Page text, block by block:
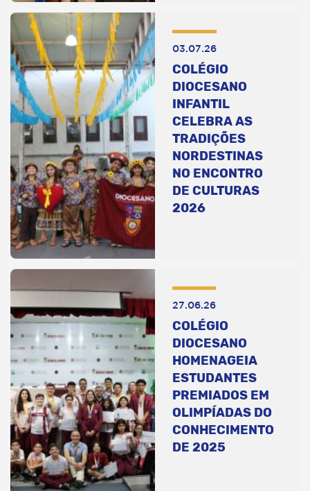
03.07.26
COLÉGIO
DIOCESANO
INFANTIL
CELEBRA AS
TRADIÇÕES
NORDESTINAS
NO ENCONTRO
DE CULTURAS
2026
27.06.26
COLÉGIO
DIOCESANO
HOMENAGEIA
ESTUDANTES
PREMIADOS EM
OLIMPÍADAS DO
CONHECIMENTO
DE 2025